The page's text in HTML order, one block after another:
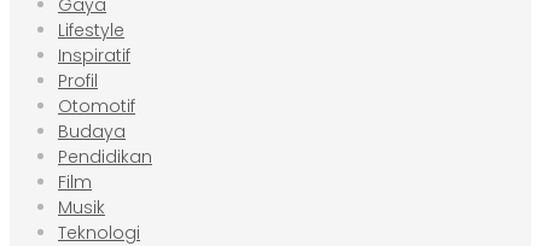
Lifestyle
Inspiratif
Profil
Otomotif
Budaya
Pendidikan
Film
Musik
Teknologi